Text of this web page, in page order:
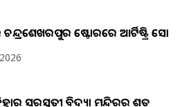
ଚନ୍ଦ୍ରଶେଖରପୁର ଷ୍ଟୋରରେ ଆର୍ଟିଷ୍ଟ୍ରି ସୋ
ସରସ୍ୱତୀ ବିଦ୍ୟା ମନ୍ଦିରର ଶତ